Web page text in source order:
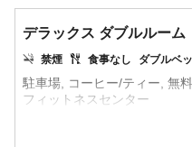
デラックス ダブルルーム
禁煙 食事なし ダブルベ
駐車場, コーヒー/ティー, 無